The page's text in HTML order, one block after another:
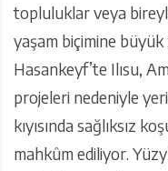
topluluklar veya
yaşam biçimine
Hasankeyf’te Ilısu,
projeleri nedeniyle
kıyısında sağlıksız
mahkûm ediliyor.